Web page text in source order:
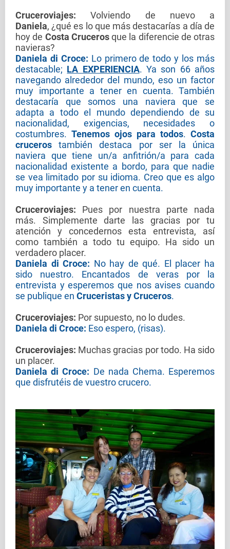
Cruceroviajes:Volviendo de nuevo a
Daniela, ¿qué es lo que más destacarías a día de
hoy de Costa Crucerosque la diferencie de otras
navieras?
Daniela di Croce: Lo primero de todo y los más
destacable; LA EXPERIENCIA. Ya son 66 años
navegando alrededor del mundo, eso un factor
muy importante a tener en cuenta. También
destacaría que somos una naviera que se
adapta a todo el mundo dependiendo de su
nacionalidad, exigencias, necesidades o
costumbres. Tenemos ojos para todos. Costa
cruceros también destaca por ser la única
naviera que tiene un/a anfitrión/a para cada
nacionalidad existente a bordo, para que nadie
se vea limitado por su idioma. Creo que es algo
muy importante y a tener en cuenta.
Cruceroviajes: Pues por nuestra parte nada
más. Simplemente darte las gracias por tu
atención y concedernos esta entrevista, así
como también a todo tu equipo. Ha sido un
verdadero placer.
Daniela di Croce: No hay de qué. El placer ha
sido nuestro. Encantados de veras por la
entrevista y esperemos que nos avises cuando
se publique en Cruceristas y Cruceros.
Cruceroviajes: Por supuesto, no lo dudes.
Daniela di Croce: Eso espero, (risas).
Cruceroviajes: Muchas gracias por todo. Ha sido
un placer.
Daniela di Croce: De nada Chema. Esperemos
que disfrutéis de vuestro crucero.